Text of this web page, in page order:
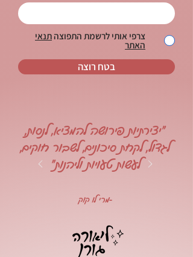
צרפי אותי לרשמת התפוצהתנאי
האתר
בטח רוצה
"יצירתיות פירושה להמציא, לנסות,
לגדול, לקחת סיכונים, לשבור חוקים,
לעשות טעויות וליהנות"
-מרי לו קוק